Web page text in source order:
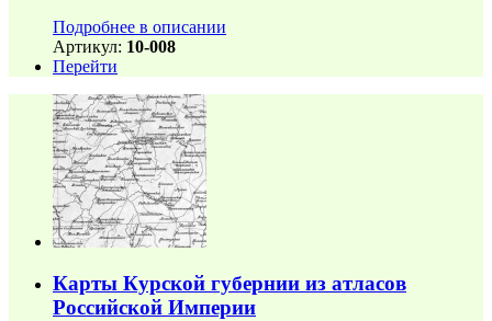
Подробнее в описании
Артикул: 10-008
Перейти
Карты Курской губернии из атласов
Российской Империи